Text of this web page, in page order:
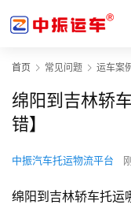
首页 常见问题 运车案例
绵阳到吉林轿
错】
中振汽车托运物流平台
绵阳到吉林轿车托运